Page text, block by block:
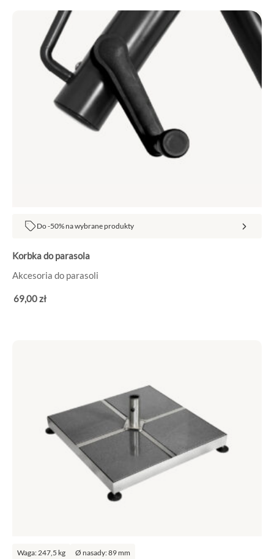
Do -50% na wybrane produkty
Korbka do parasola
Akcesoria do parasoli
69,00zł
Waga: 247,5 kg Ø nasady: 89 mm